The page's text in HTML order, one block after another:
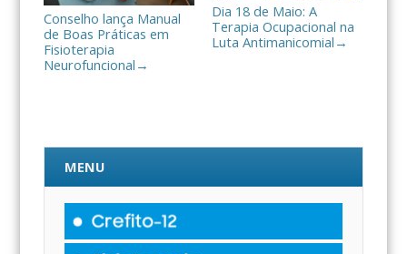
Conselho lança Manual
de Boas Práticas em
Fisioterapia
Neurofuncional →
Dia 18 de Maio: A
Terapia Ocupacional na
Luta Antimanicomial →
MENU